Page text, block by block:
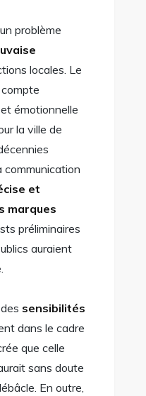
problème
locales. Le
compte
émotionnelle
la ville de
communication
et
marques
préliminaires
auraient
sensibilités
dans le cadre
que celle
sans doute
En outre,